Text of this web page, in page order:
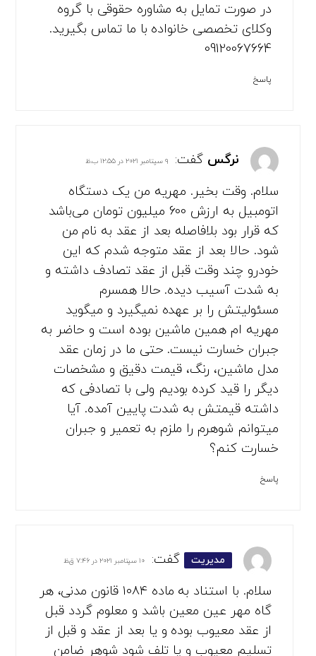
در صورت تمایل به مشاوره حقوقی با گروه
وکلای تخصصی خانواده با ما تماس بگیرید.
09120067664
پاسخ
نرگس گفت: ۹ سپتامبر ۲۰۲۱ در ۱۲:۵۵ ب.ظ
سلام. وقت بخیر. مهریه من یک دستگاه
اتومبیل به ارزش 600 میلیون تومان می‌باشد
که قرار بود بلافاصله بعد از عقد به نام من
شود. حالا بعد از عقد متوجه شدم که این
خودرو چند وقت قبل از عقد تصادف داشته و
به شدت آسیب دیده. حالا همسرم
مسئولیتش را بر عهده نمیگیرد و میگوید
مهریه ام همین ماشین بوده است و حاضر به
جبران خسارت نیست. حتی ما در زمان عقد
مدل ماشین، رنگ، قیمت دقیق و مشخصات
دیگر را قید کرده بودیم ولی با تصادفی که
داشته قیمتش به شدت پایین آمده. آیا
میتوانم شوهرم را ملزم به تعمیر و جبران
خسارت کنم؟
پاسخ
مدیریت گفت: ۱۰ سپتامبر ۲۰۲۱ در ۷:۴۶ ق.ظ
سلام. با استناد به ماده ۱۰۸۴ قانون مدنی، هر
گاه مهر عین معین باشد و معلوم گردد قبل
از عقد معیوب بوده و یا بعد از عقد و قبل از
تسلیم معیوب و یا تلف شود شوهر ضامن